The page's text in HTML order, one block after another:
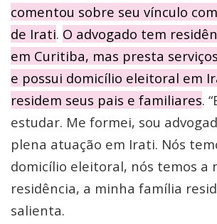
comentou sobre seu vínculo
de Irati. O advogado tem
em Curitiba, mas presta
e possui domicílio eleitoral em
residem seus pais e familiares.
estudar. Me formei, sou
plena atuação em Irati. Nós
domicílio eleitoral, nós temos a
residência, a minha família
salienta.